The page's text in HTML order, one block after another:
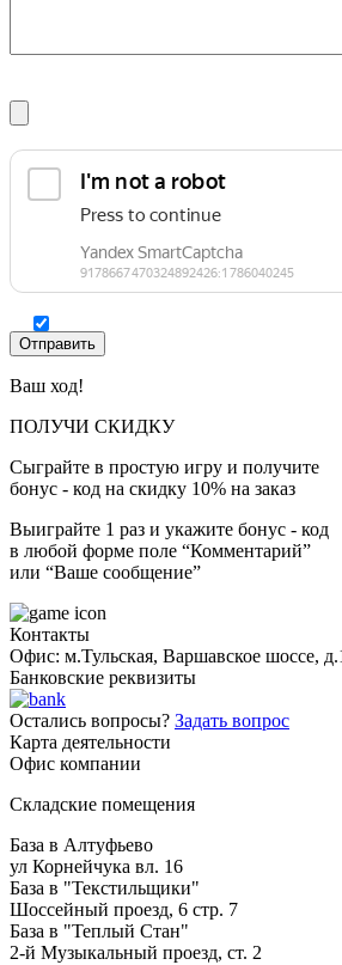
Ваш ход!
ПОЛУЧИ СКИДКУ
Сыграйте в простую игру и получите
бонус - код на скидку 10% на заказ
Выиграйте 1 раз и укажите бонус - код
в любой форме поле “Комментарий”
или “Ваше сообщение”
Контакты
Офис: м.Тульская, Варшавское шоссе,
Банковские реквизиты
Остались вопросы? Задать вопрос
Карта деятельности
Офис компании
Складские помещения
База в Алтуфьево
ул Корнейчука вл. 16
База в "Текстильщики"
Шоссейный проезд, 6 стр. 7
База в "Теплый Стан"
2-й Музыкальный проезд, ст. 2